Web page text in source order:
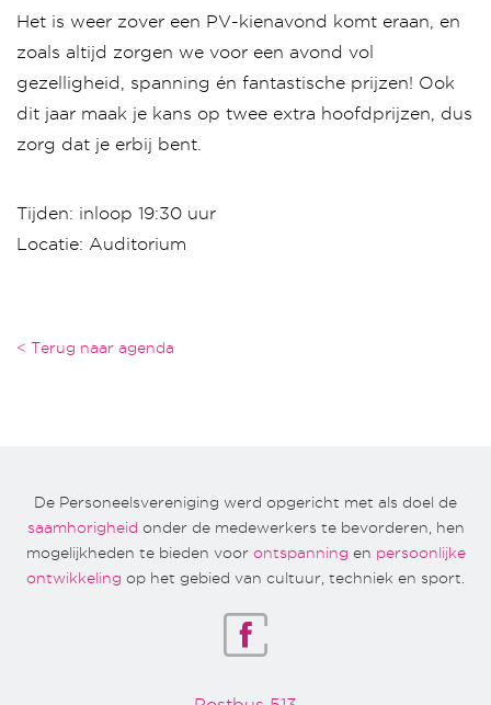
Het is weer zover een PV-kienavond komt eraan, en
zoals altijd zorgen we voor een avond vol
gezelligheid, spanning én fantastische prijzen! Ook
dit jaar maak je kans op twee extra hoofdprijzen, dus
zorg dat je erbij bent.
Tijden: inloop 19:30 uur
Locatie: Auditorium
< Terug naar agenda
De Personeelsvereniging werd opgericht met als doel de
saamhorigheid onder de medewerkers te bevorderen, hen
mogelijkheden te bieden voor ontspanning en persoonlijke
ontwikkeling op het gebied van cultuur, techniek en sport.